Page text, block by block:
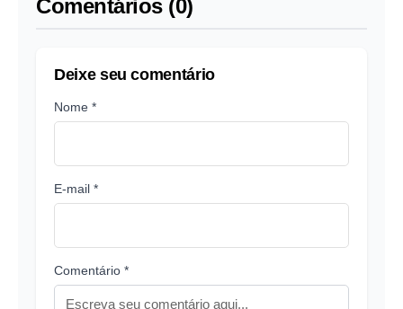
Comentários (0)
Deixe seu comentário
Nome *
E-mail *
Comentário *